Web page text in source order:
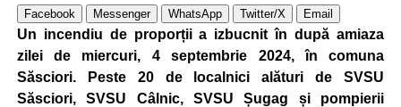
Facebook Messenger WhatsApp Twitter/X Email
Un incendiu de proporții a izbucnit în după amiaza
zilei de miercuri, 4 septembrie 2024, în comuna
Săsciori. Peste 20 de localnici alături de SVSU
Săsciori, SVSU Câlnic, SVSU Șugag și pompierii